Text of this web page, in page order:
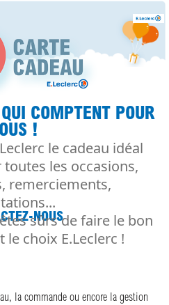
COMPTENT POUR
!
le cadeau idéal
les occasions,
remerciements,
sûrs de faire le bon
choix E.Leclerc !
NOUS
la commande ou encore la gestion